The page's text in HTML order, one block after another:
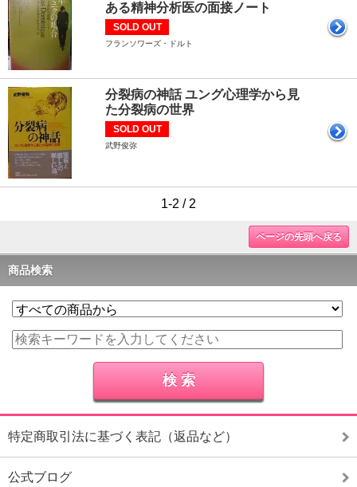
ある精神分析医の面接ノート
SOLD OUT
フランソワーズ・ドルト
分裂病の神話 ユング心理学から見
た分裂病の世界
SOLD OUT
武野俊弥
1-2 / 2
ページの先頭へ戻る
商品検索
特定商取引法に基づく表記（返品など）
公式ブログ